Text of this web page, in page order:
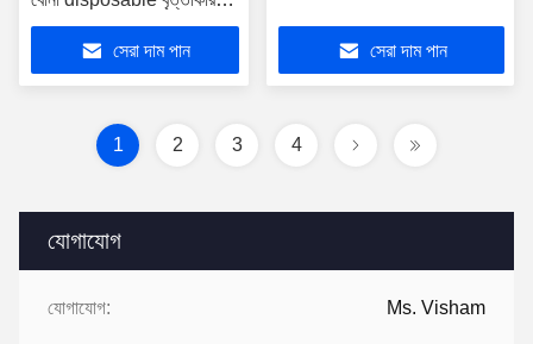
যোগাযোগ
যোগাযোগ: Ms. Visham
কটন প্যাড জন্য সেলুন
সেরা দাম পান
সেরা দাম পান
1 2 3 4